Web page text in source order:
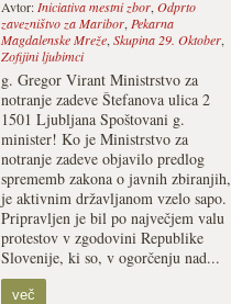
Avtor: Iniciativa mestni zbor, Odprto
zavezništvo za Maribor, Pekarna
Magdalenske Mreže, Skupina 29. Oktober,
Zofijini ljubimci
g. Gregor Virant Ministrstvo za
notranje zadeve Štefanova ulica 2
1501 Ljubljana Spoštovani g.
minister! Ko je Ministrstvo za
notranje zadeve objavilo predlog
sprememb zakona o javnih zbiranjih,
je aktivnim državljanom vzelo sapo.
Pripravljen je bil po največjem valu
protestov v zgodovini Republike
Slovenije, ki so, v ogorčenju nad...
več